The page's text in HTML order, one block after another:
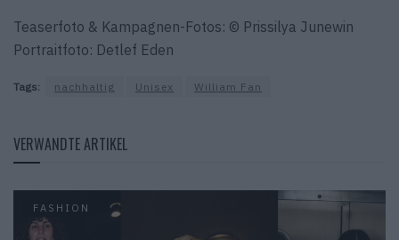
Teaserfoto & Kampagnen-Fotos: © Prissilya Junewin
Portraitfoto: Detlef Eden
Tags: nachhaltig Unisex William Fan
VERWANDTE ARTIKEL
FASHION